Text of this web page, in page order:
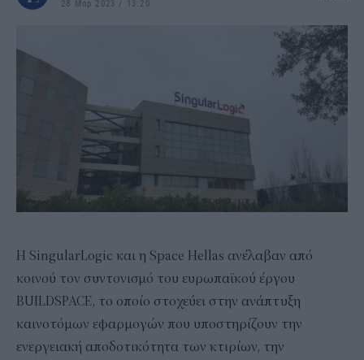
28 Μαρ 2023
13:20
H SingularLogic και η Space Hellas ανέλαβαν από
κοινού τον συντονισμό του ευρωπαϊκού έργου
BUILDSPACE, το οποίο στοχεύει στην ανάπτυξη
καινοτόμων εφαρμογών που υποστηρίζουν την
ενεργειακή αποδοτικότητα των κτιρίων, την